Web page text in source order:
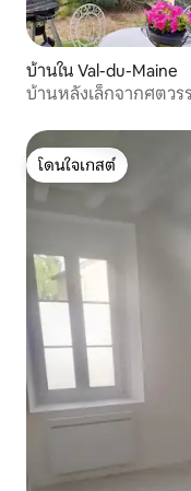
บ้านใน Val-du-Maine
บ้านหลังเล็กจากศตว
โดนใจเกสต์
โดนใจเกสต์